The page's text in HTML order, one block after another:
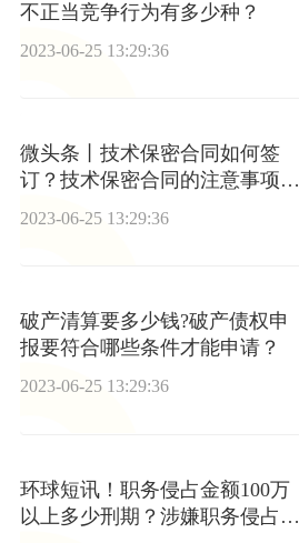
不正当竞争行为有多少种？
2023-06-25 13:29:36
微头条丨技术保密合同如何签
订？技术保密合同的注意事项有
2023-06-25 13:29:36
破产清算要多少钱?破产债权申
报要符合哪些条件才能申请？
2023-06-25 13:29:36
环球短讯！职务侵占金额100万
以上多少刑期？涉嫌职务侵占罪